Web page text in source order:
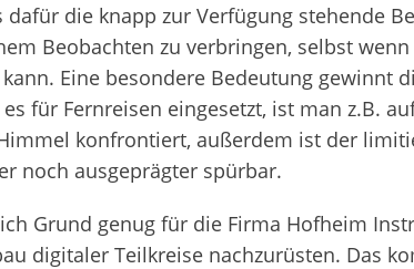
die knapp zur Verfügung stehende
Beobachten zu verbringen, selbst
Eine besondere Bedeutung gewinnt
für Fernreisen eingesetzt, ist man z.B.
konfrontiert, außerdem ist der
noch ausgeprägter spürbar.
Grund genug für die Firma Hofheim
digitaler Teilkreise nachzurüsten. Das